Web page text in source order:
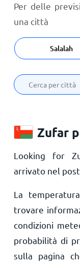
Per delle
una città
Salalah
Zufar
Looking for
arrivato nel
La
trovare
condizioni
probabilità di
sulla pagina